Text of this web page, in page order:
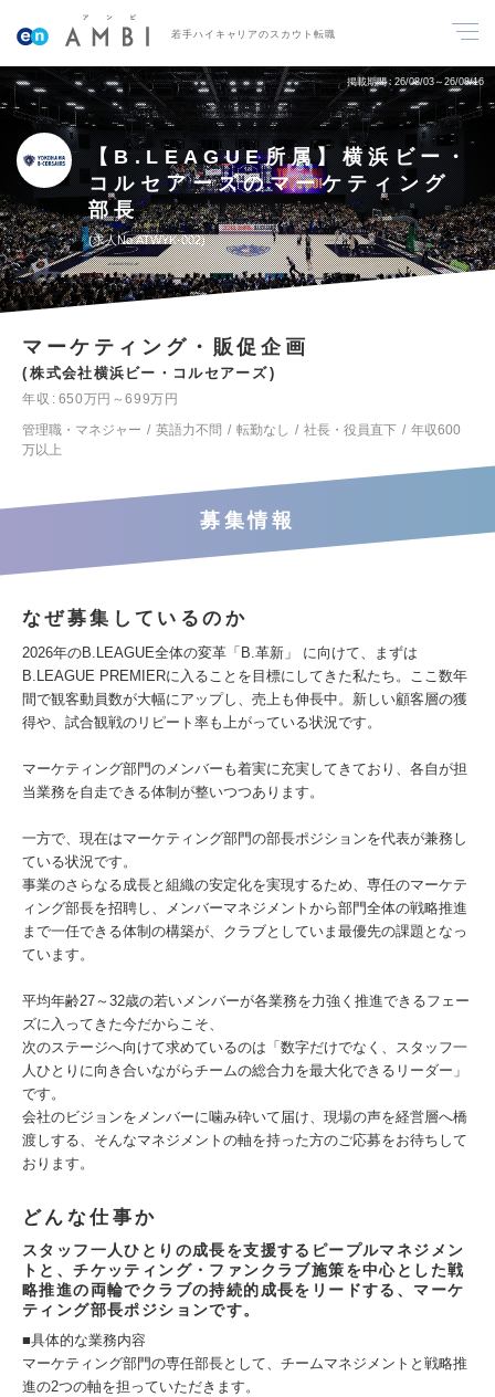
若手ハイキャリアのスカウト転職
掲載期間 26/08/03～26/08/16
【B.LEAGUE所属】横浜ビー・
コルセアーズのマーケティング
部長
求人No.ATWYK-002
マーケティング・販促企画
株式会社横浜ビー・コルセアーズ
年収
650万円～699万円
管理職・マネジャー
英語力不問 転勤なし 社長・役員直下
年収600
万以上
募集情報
なぜ募集しているのか
2026年のB.LEAGUE全体の変革「B.革新」 に向けて、まずは
B.LEAGUE PREMIERに入ることを目標にしてきた私たち。ここ数年
間で観客動員数が大幅にアップし、売上も伸長中。新しい顧客層の獲
得や、試合観戦のリピート率も上がっている状況です。
マーケティング部門のメンバーも着実に充実してきており、各自が担
当業務を自走できる体制が整いつつあります。
一方で、現在はマーケティング部門の部長ポジションを代表が兼務し
ている状況です。
事業のさらなる成長と組織の安定化を実現するため、専任のマーケテ
ィング部長を招聘し、メンバーマネジメントから部門全体の戦略推進
まで一任できる体制の構築が、クラブとしていま最優先の課題となっ
ています。
平均年齢27～32歳の若いメンバーが各業務を力強く推進できるフェー
ズに入ってきた今だからこそ、
次のステージへ向けて求めているのは「数字だけでなく、スタッフ一
人ひとりに向き合いながらチームの総合力を最大化できるリーダー」
です。
会社のビジョンをメンバーに噛み砕いて届け、現場の声を経営層へ橋
渡しする、そんなマネジメントの軸を持った方のご応募をお待ちして
おります。
どんな仕事か
スタッフ一人ひとりの成長を支援するピープルマネジメン
トと、チケッティング・ファンクラブ施策を中心とした戦
略推進の両輪でクラブの持続的成長をリードする、マーケ
ティング部長ポジションです。
■具体的な業務内容
マーケティング部門の専任部長として、チームマネジメントと戦略推
進の2つの軸を担っていただきます。